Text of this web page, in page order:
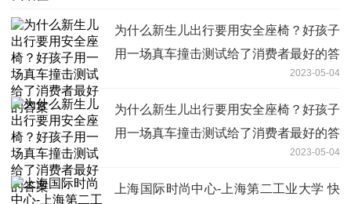
为什么新生儿出行要用安全座椅？好孩子
用一场真车撞击测试给了消费者最好的答
2023-05-04
为什么新生儿出行要用安全座椅？好孩子
用一场真车撞击测试给了消费者最好的答
2023-05-04
上海国际时尚中心-上海第二工业大学 快